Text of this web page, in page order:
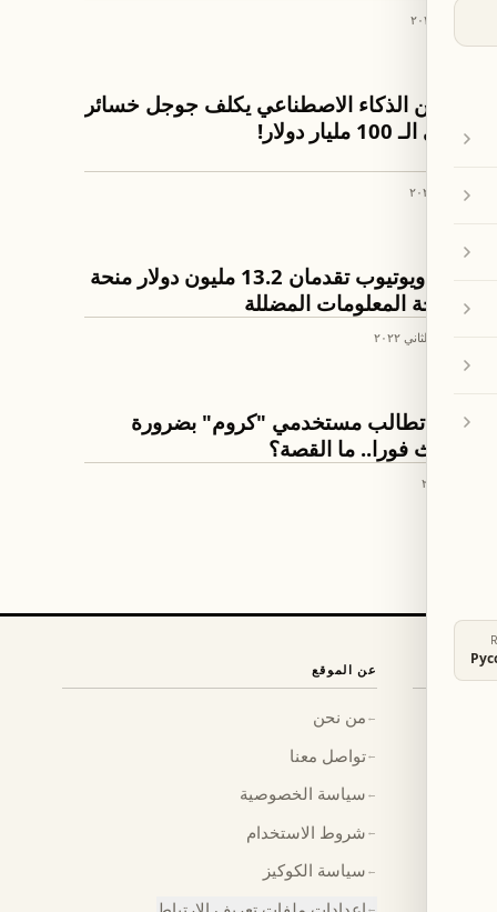
خطأ من الذكاء الاصطناعي يكلف جوجل خسائر
تتخطى الـ 100 مليار دولار!
جوجل ويوتيوب تقدمان 13.2 مليون دولار منحة
لمكافحة المعلومات المضللة
جوجل تطالب مستخدمي "كروم" بضرورة
التحديث فورا.. ما القصة؟
عن الموقع
← من نحن
←تواصل معنا
← سياسة الخصوصية
← شروط الاستخدام
← سياسة الكوكيز
←